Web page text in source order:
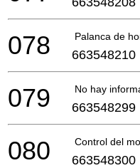
Palanca de
078 663548210
No hay
079 663548299
Control del
080 663548300